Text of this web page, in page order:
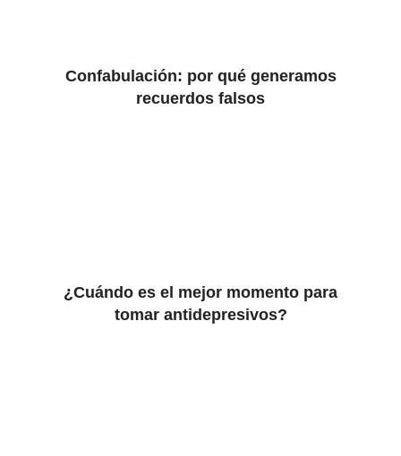
Confabulación: por qué generamos
recuerdos falsos
¿Cuándo es el mejor momento para
tomar antidepresivos?